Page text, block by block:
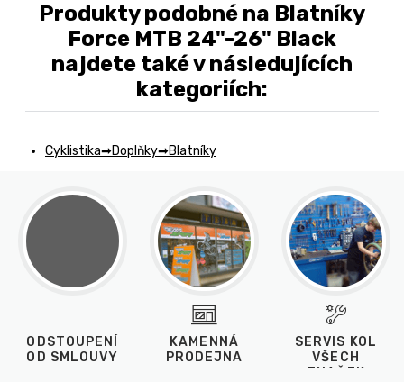
Produkty podobné na Blatníky
Force MTB 24"-26" Black
najdete také v následujících
kategoriích:
Cyklistika Doplňky Blatníky
ODSTOUPENÍ
OD SMLOUVY
KAMENNÁ
PRODEJNA
SERVIS KOL
VŠECH
ZNAČEK